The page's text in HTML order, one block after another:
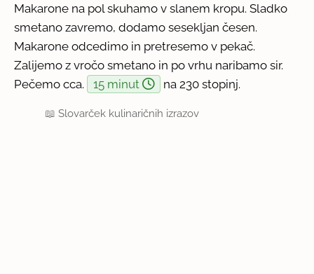
Makarone na pol skuhamo v slanem kropu. Sladko
smetano zavremo, dodamo sesekljan česen.
Makarone odcedimo in pretresemo v pekač.
Zalijemo z vročo smetano in po vrhu naribamo sir.
Pečemo cca.
15 minut na 230 stopinj.
📖Slovarček kulinaričnih izrazov